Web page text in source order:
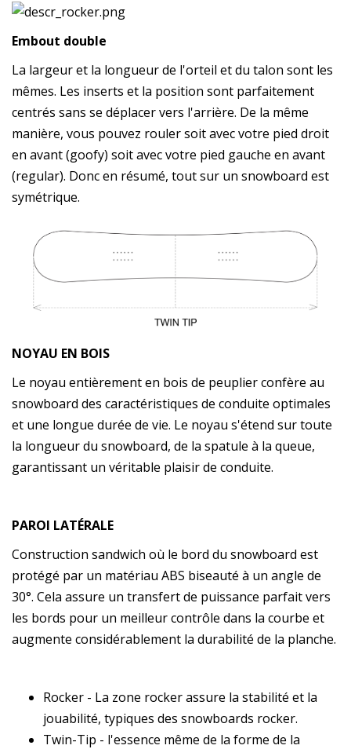
Embout double
La largeur et la longueur de l'orteil et du talon sont les
mêmes. Les inserts et la position sont parfaitement
centrés sans se déplacer vers l'arrière. De la même
manière, vous pouvez rouler soit avec votre pied droit
en avant (goofy) soit avec votre pied gauche en avant
(regular). Donc en résumé, tout sur un snowboard est
symétrique.
NOYAU EN BOIS
Le noyau entièrement en bois de peuplier confère au
snowboard des caractéristiques de conduite optimales
et une longue durée de vie. Le noyau s'étend sur toute
la longueur du snowboard, de la spatule à la queue,
garantissant un véritable plaisir de conduite.
PAROI LATÉRALE
Construction sandwich où le bord du snowboard est
protégé par un matériau ABS biseauté à un angle de
30°. Cela assure un transfert de puissance parfait vers
les bords pour un meilleur contrôle dans la courbe et
augmente considérablement la durabilité de la planche.
Rocker - La zone rocker assure la stabilité et la
jouabilité, typiques des snowboards rocker.
Twin-Tip - l'essence même de la forme de la